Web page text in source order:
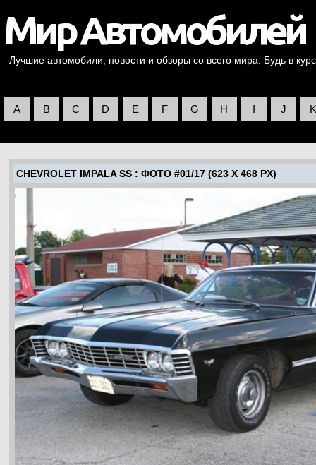
Лучшие автомобили, новости и обзоры со всего мира. Будь в
A B C D E F G H I J K
CHEVROLET IMPALA SS : ФОТО #01/17 (623 X 468 PX)